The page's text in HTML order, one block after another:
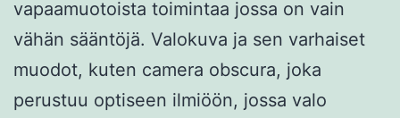
vapaamuotoista toimintaa jossa on vain
vähän sääntöjä. Valokuva ja sen varhaiset
muodot, kuten camera obscura, joka
perustuu optiseen ilmiöön, jossa valo